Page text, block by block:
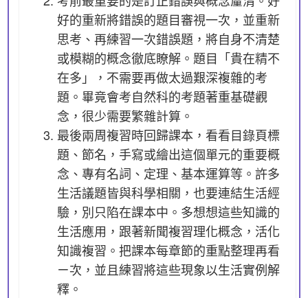
好的重新將錯誤的題目審視一次，並重新
思考、再練習一次錯誤題，將自身不清楚
或模糊的概念徹底瞭解。題目「貴在精不
在多」，不需要再做太過艱深複雜的考
題。畢竟會考自然科的考題著重基礎觀
念，很少需要繁雜計算。
最後兩周複習時回歸課本，看看目錄頁標
題、節名，手寫或繪出這個單元的重要概
念、專有名詞、定理、基本運算等。許多
生活議題皆與科學相關，也要連結生活經
驗，別只陷在課本中。多想想這些知識的
生活應用，跟著新聞複習理化概念，活化
知識複習。把課本每章節的重點整理再看
ㄧ次，並且練習將這些現象以生活實例解
釋。